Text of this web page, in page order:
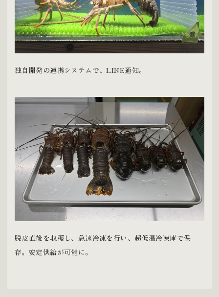
独自開発の連携システムで、LINE通知。
脱皮直後を収穫し、急速冷凍を行い、超低温冷凍庫で保
存。安定供給が可能に。